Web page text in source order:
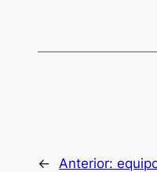
← Anterior: